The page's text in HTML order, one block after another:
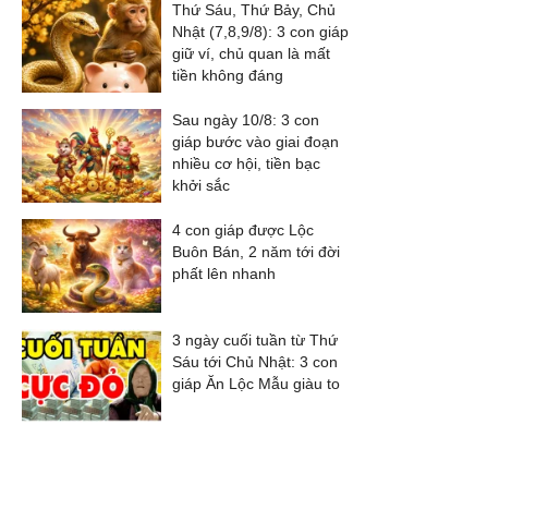
Thứ Sáu, Thứ Bảy, Chủ
Nhật (7,8,9/8): 3 con giáp
giữ ví, chủ quan là mất
tiền không đáng
Sau ngày 10/8: 3 con
giáp bước vào giai đoạn
nhiều cơ hội, tiền bạc
khởi sắc
4 con giáp được Lộc
Buôn Bán, 2 năm tới đời
phất lên nhanh
3 ngày cuối tuần từ Thứ
Sáu tới Chủ Nhật: 3 con
giáp Ăn Lộc Mẫu giàu to